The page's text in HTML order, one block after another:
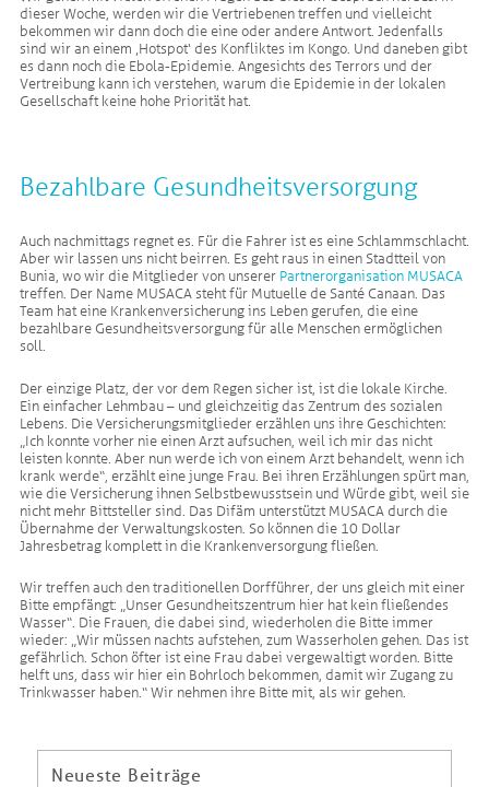
dieser Woche, werden wir die Vertriebenen treffen und vielleicht
bekommen wir dann doch die eine oder andere Antwort. Jedenfalls
sind wir an einem ‚Hotspot‘ des Konfliktes im Kongo. Und daneben gibt
es dann noch die Ebola-Epidemie. Angesichts des Terrors und der
Vertreibung kann ich verstehen, warum die Epidemie in der lokalen
Gesellschaft keine hohe Priorität hat.
Bezahlbare Gesundheitsversorgung
Auch nachmittags regnet es. Für die Fahrer ist es eine Schlammschlacht.
Aber wir lassen uns nicht beirren. Es geht raus in einen Stadtteil von
Bunia, wo wir die Mitglieder von unserer Partnerorganisation MUSACA
treffen. Der Name MUSACA steht für Mutuelle de Santé Canaan. Das
Team hat eine Krankenversicherung ins Leben gerufen, die eine
bezahlbare Gesundheitsversorgung für alle Menschen ermöglichen
soll.
Der einzige Platz, der vor dem Regen sicher ist, ist die lokale Kirche.
Ein einfacher Lehmbau – und gleichzeitig das Zentrum des sozialen
Lebens. Die Versicherungsmitglieder erzählen uns ihre Geschichten:
„Ich konnte vorher nie einen Arzt aufsuchen, weil ich mir das nicht
leisten konnte. Aber nun werde ich von einem Arzt behandelt, wenn ich
krank werde“, erzählt eine junge Frau. Bei ihren Erzählungen spürt man,
wie die Versicherung ihnen Selbstbewusstsein und Würde gibt, weil sie
nicht mehr Bittsteller sind. Das Difäm unterstützt MUSACA durch die
Übernahme der Verwaltungskosten. So können die 10 Dollar
Jahresbetrag komplett in die Krankenversorgung fließen.
Wir treffen auch den traditionellen Dorfführer, der uns gleich mit einer
Bitte empfängt: „Unser Gesundheitszentrum hier hat kein fließendes
Wasser“. Die Frauen, die dabei sind, wiederholen die Bitte immer
wieder: „Wir müssen nachts aufstehen, zum Wasserholen gehen. Das ist
gefährlich. Schon öfter ist eine Frau dabei vergewaltigt worden. Bitte
helft uns, dass wir hier ein Bohrloch bekommen, damit wir Zugang zu
Trinkwasser haben.“ Wir nehmen ihre Bitte mit, als wir gehen.
Neueste Beiträge